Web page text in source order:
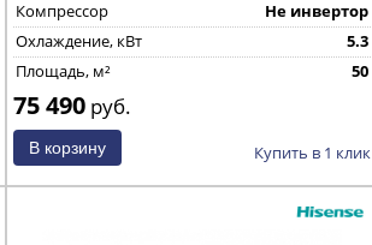
Компрессор
Не инвертор
Охлаждение, кВт
5.3
Площадь, м²
50
75 490 руб.
Купить в 1 клик